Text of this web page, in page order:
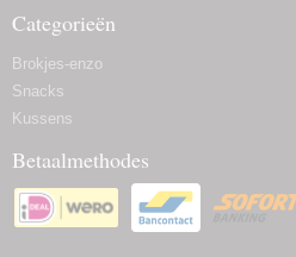
Categorieën
Brokjes-enzo
Snacks
Kussens
Betaalmethodes